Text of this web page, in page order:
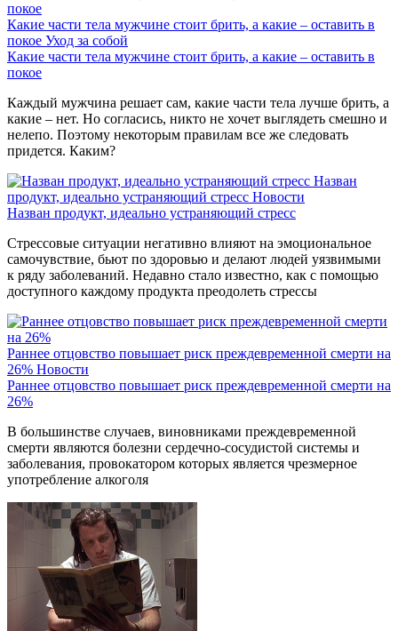
Какие части тела мужчине стоит брить, а какие – оставить в
покое Уход за собой
Какие части тела мужчине стоит брить, а какие – оставить в
покое
Каждый мужчина решает сам, какие части тела лучше брить, а
какие – нет. Но согласись, никто не хочет выглядеть смешно и
нелепо. Поэтому некоторым правилам все же следовать
придется. Каким?
Назван
продукт, идеально устраняющий стресс Новости
Назван продукт, идеально устраняющий стресс
Стрессовые ситуации негативно влияют на эмоциональное
самочувствие, бьют по здоровью и делают людей уязвимыми
к ряду заболеваний. Недавно стало известно, как с помощью
доступного каждому продукта преодолеть стрессы
Раннее отцовство повышает риск преждевременной смерти на
26% Новости
Раннее отцовство повышает риск преждевременной смерти на
26%
В большинстве случаев, виновниками преждевременной
смерти являются болезни сердечно-сосудистой системы и
заболевания, провокатором которых является чрезмерное
употребление алкоголя